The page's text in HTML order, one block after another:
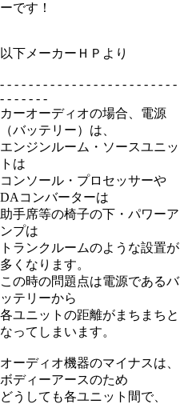
ーです！
以下メーカーＨＰより
- - - - - - - - - - - - - - - - - - - - - - - - -
- - - - - - -
カーオーディオの場合、電源
（バッテリー）は、
エンジンルーム・ソースユニッ
トは
コンソール・プロセッサーや
DAコンバーターは
助手席等の椅子の下・パワーア
ンプは
トランクルームのような設置が
多くなります。
この時の問題点は電源であるバ
ッテリーから
各ユニットの距離がまちまちと
なってしまいます。
オーディオ機器のマイナスは、
ボディーアースのため
どうしても各ユニット間で、